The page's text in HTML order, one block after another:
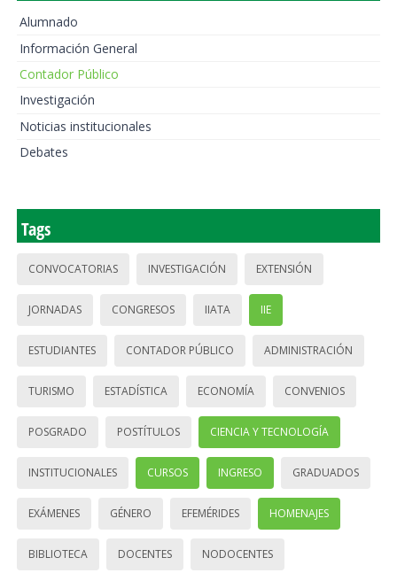
Alumnado
Información General
Contador Público
Investigación
Noticias institucionales
Debates
Tags
CONVOCATORIAS INVESTIGACIÓN EXTENSIÓN
JORNADAS CONGRESOS IIATA IIE
ESTUDIANTES CONTADOR PÚBLICO ADMINISTRACIÓN
TURISMO ESTADÍSTICA ECONOMÍA CONVENIOS
POSGRADO POSTÍTULOS CIENCIA Y TECNOLOGÍA
INSTITUCIONALES CURSOS INGRESO GRADUADOS
EXÁMENES GÉNERO EFEMÉRIDES HOMENAJES
BIBLIOTECA DOCENTES NODOCENTES